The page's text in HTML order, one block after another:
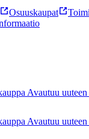
Osuuskaupat
Avautuu
Avautuu